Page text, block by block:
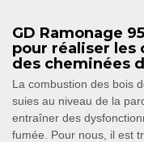
GD Ramonage
pour réaliser les
des cheminées
La combustion des bois
suies au niveau de la
entraîner des
fumée. Pour nous, il est